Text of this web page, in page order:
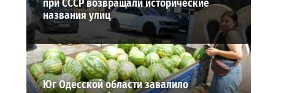
при СССР возвращали исторические
названия улиц
Юг Одесской области завалило